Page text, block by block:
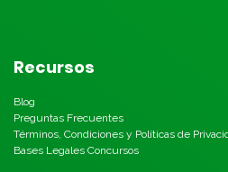
Recursos
Blog
Preguntas Frecuentes
Términos, Condiciones y Políticas de
Bases Legales Concursos